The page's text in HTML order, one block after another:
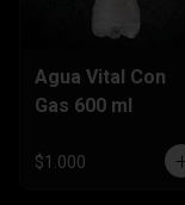
Agua Vital Con
Gas 600 ml
$1.000